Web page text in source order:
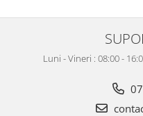
Luni - Vineri : 08:00 -